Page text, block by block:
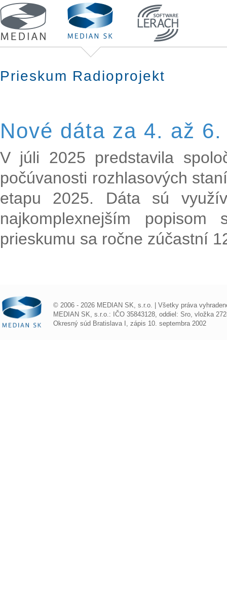
Prieskum Radioprojekt
Nové dáta za 4. až
V júli 2025 predstavila
počúvanosti rozhlasových
etapu 2025. Dáta sú
najkomplexnejším popisom
prieskumu sa ročne zúčastní
© 2006 - 2026 MEDIAN SK, s.r.o. | Všetky práva
MEDIAN SK, s.r.o.: IČO 35843128, oddiel: Sro, vložka
Okresný súd Bratislava I, zápis 10. septembra 2002